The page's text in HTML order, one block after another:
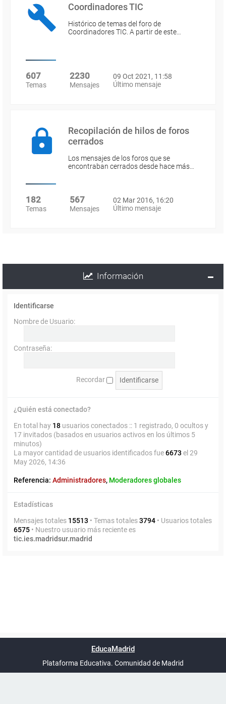
Coordinadores TIC
Histórico de temas del foro de
Coordinadores TIC. A partir de este…
607
Temas
2230
Mensajes
09 Oct 2021, 11:58
Último mensaje
Recopilación de hilos de foros
cerrados
Los mensajes de los foros que se
encontraban cerrados desde hace más…
182
Temas
567
Mensajes
02 Mar 2016, 16:20
Último mensaje
Información
Identificarse
Nombre de Usuario:
Contraseña:
Recordar
¿Quién está conectado?
En total hay 18 usuarios conectados :: 1 registrado, 0 ocultos y
17 invitados (basados en usuarios activos en los últimos 5
minutos)
La mayor cantidad de usuarios identificados fue6673 el 29
May 2026, 14:36
Referencia: Administradores, Moderadores globales
Estadísticas
Mensajes totales 15513 • Temas totales3794 • Usuarios totales
6575 • Nuestro usuario más reciente es
tic.ies.madridsur.madrid
UTC+02:00
phpBB España
EducaMadrid
Plataforma Educativa. Comunidad de Madrid